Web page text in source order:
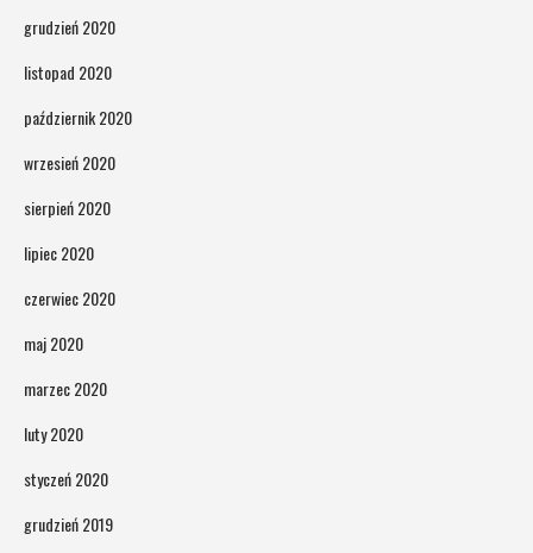
grudzień 2020
listopad 2020
październik 2020
wrzesień 2020
sierpień 2020
lipiec 2020
czerwiec 2020
maj 2020
marzec 2020
luty 2020
styczeń 2020
grudzień 2019